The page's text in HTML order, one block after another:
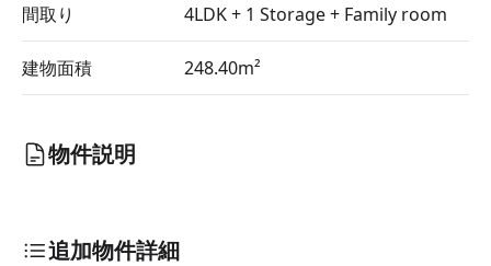
間取り 4LDK + 1 Storage + Family room
建物面積 248.40m²
物件説明
追加物件詳細